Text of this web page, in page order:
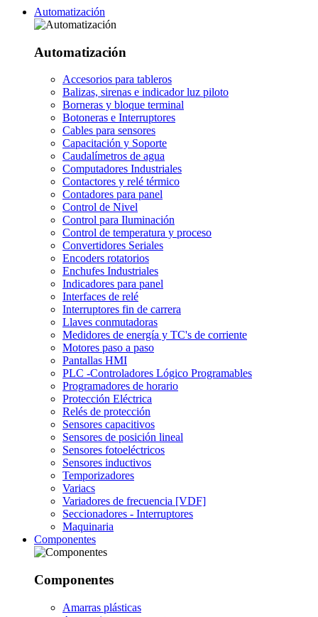
Automatización
Automatización
Accesorios para tableros
Balizas, sirenas e indicador luz piloto
Borneras y bloque terminal
Botoneras e Interruptores
Cables para sensores
Capacitación y Soporte
Caudalímetros de agua
Computadores Industriales
Contactores y relé térmico
Contadores para panel
Control de Nivel
Control para Iluminación
Control de temperatura y proceso
Convertidores Seriales
Encoders rotatorios
Enchufes Industriales
Indicadores para panel
Interfaces de relé
Interruptores fin de carrera
Llaves conmutadoras
Medidores de energía y TC's de corriente
Motores paso a paso
Pantallas HMI
PLC -Controladores Lógico Programables
Programadores de horario
Protección Eléctrica
Relés de protección
Sensores capacitivos
Sensores de posición lineal
Sensores fotoeléctricos
Sensores inductivos
Temporizadores
Variacs
Variadores de frecuencia [VDF]
Seccionadores - Interruptores
Maquinaria
Componentes
Componentes
Amarras plásticas